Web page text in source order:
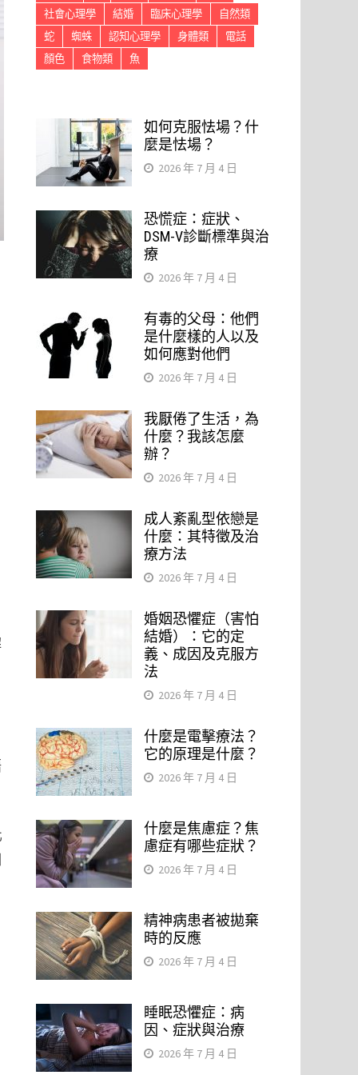
社會心理學 結婚 臨床心理學
自然類
蛇
蜘蛛 認知心理學 身體類
電話
顏色
食物類 魚
如何克服怯場？什
麼是怯場？
2026 年 7 月 4 日
恐慌症：症狀、
DSM-V診斷標準與治
療
2026 年 7 月 4 日
有毒的父母：他們
是什麼樣的人以及
如何應對他們
2026 年 7 月 4 日
我厭倦了生活，為
什麼？我該怎麼
辦？
2026 年 7 月 4 日
成人紊亂型依戀是
什麼：其特徵及治
療方法
2026 年 7 月 4 日
婚姻恐懼症（害怕
結婚）：它的定
義、成因及克服方
法
2026 年 7 月 4 日
什麼是電擊療法？
它的原理是什麼？
2026 年 7 月 4 日
什麼是焦慮症？焦
慮症有哪些症狀？
2026 年 7 月 4 日
精神病患者被拋棄
時的反應
2026 年 7 月 4 日
睡眠恐懼症：病
因、症狀與治療
2026 年 7 月 4 日